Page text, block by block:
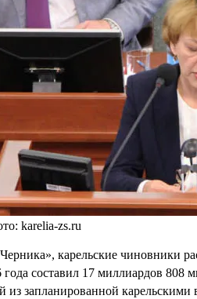
karelia-zs.ru
карельские чиновники
года составил 17 миллиардов
из запланированной карельскими